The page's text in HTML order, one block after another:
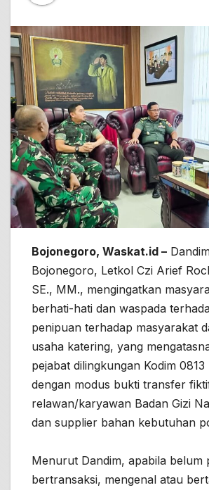
Bojonegoro, Waskat.id –
Bojonegoro, Letkol Czi Arief
SE., MM., mengingatkan
berhati-hati dan waspada
penipuan terhadap masyarakat
usaha katering, yang
pejabat dilingkungan Kodim
dengan modus bukti transfer
relawan/karyawan Badan Gizi
dan supplier bahan kebutuhan
Menurut Dandim, apabila belum
bertransaksi, mengenal atau